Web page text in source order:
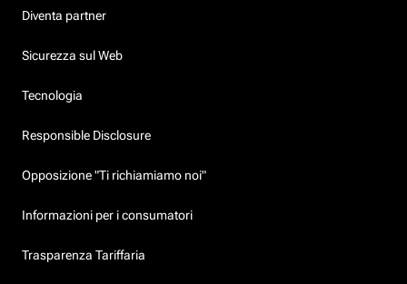
Diventa partner
Sicurezza sul Web
Tecnologia
Responsible Disclosure
Opposizione "Ti richiamiamo noi"
Informazioni per i consumatori
Trasparenza Tariffaria